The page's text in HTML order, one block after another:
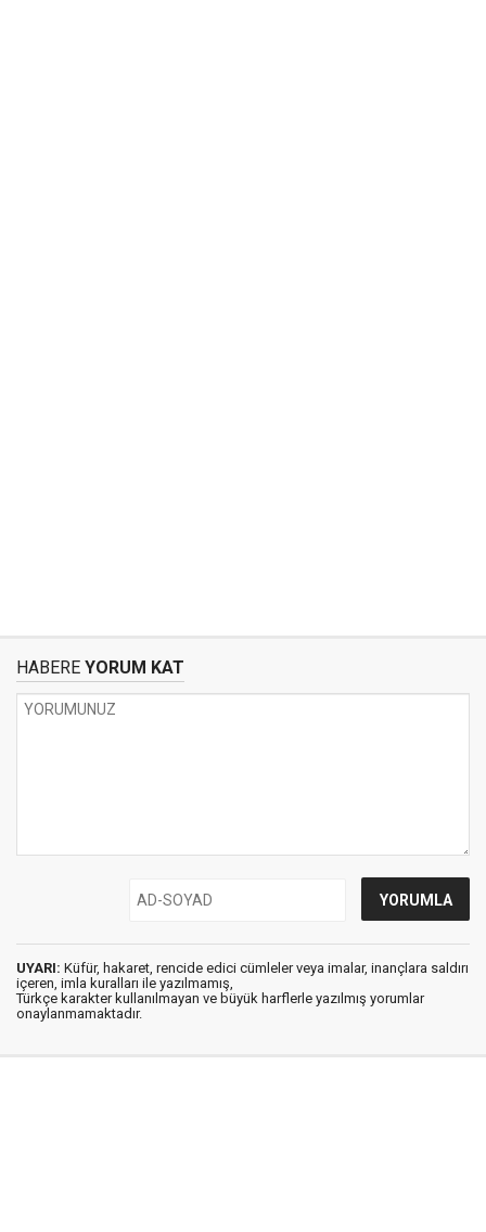
HABERE YORUM KAT
UYARI: Küfür, hakaret, rencide edici cümleler veya imalar, inançlara saldırı
içeren, imla kuralları ile yazılmamış,
Türkçe karakter kullanılmayan ve büyük harflerle yazılmış yorumlar
onaylanmamaktadır.